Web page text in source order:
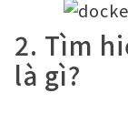
2. Tìm
là gì?